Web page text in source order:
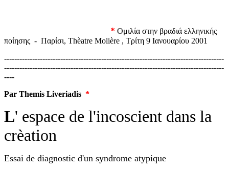
* Ομιλία στην βραδιά ελληνικής
ποίησης - Παρίσι, Thèatre Molière , Τρίτη 9 Ιανουαρίου 2001
--------------------------------------------------------------------------------------
--------------------------------------------------------------------------------------
----
Par Themis Liveriadis *
L' espace de l'incoscient dans la
crèation
Essai de diagnostic d'un syndrome atypique